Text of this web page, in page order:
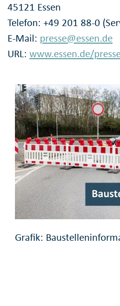
45121 Essen
Telefon: +49 201 88-0
E-Mail: presse@essen.de
URL: www.essen.de/
Grafik: